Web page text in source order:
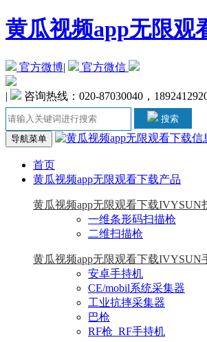
黄瓜视频app无限观
官方微博| 官方微信
| 咨询热线：020-87030040，
搜索
导航菜单
首页
黄瓜视频app无限观看下载产品
黄瓜视频app无限观看下载IVYSUN
一维条形码扫描枪
二维扫描枪
黄瓜视频app无限观看下载IVYSUN
安卓手持机
CE/mobil系统采集器
工业抗摔采集器
巴枪
RF枪_RF手持机